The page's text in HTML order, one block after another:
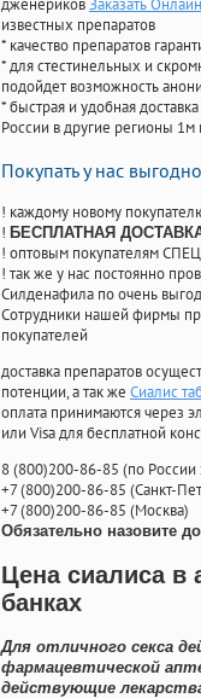
дженериковЗаказать
известных препаратов
* качество препаратов
* для стестинельных и
подойдет возможность
* быстрая и удобная
России в другие регионы 1м
Покупать у нас выгодно
! каждому новому
! БЕСПЛАТНАЯ
! оптовым покупателям
! так же у нас постоянно
Силденафила по очень
Cотрудники нашей фирмы
покупателей
доставка препаратов
потенции, а так же Сиалис
оплата принимаются через
или Visa для бесплатной
8(800)200-86-85 (по России
+7(800)200-86-85 (Санкт-
+7(800)200-86-85 (Москва)
Обязательно назовите
Цена сиалиса в
банках
Для отличного секса
фармацевтической
действующие